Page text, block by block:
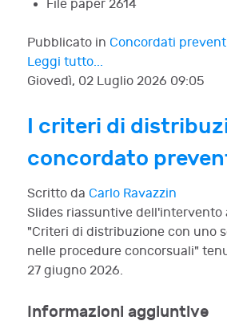
File paper 2614
Pubblicato in Concordati
Leggi tutto...
Giovedì, 02 Luglio 2026 09:05
I criteri di
concordato
Scritto da Carlo Ravazzin
Slides riassuntive dell'intervento
"Criteri di distribuzione con uno
nelle procedure concorsuali"
27 giugno 2026.
Informazioni aggiuntive